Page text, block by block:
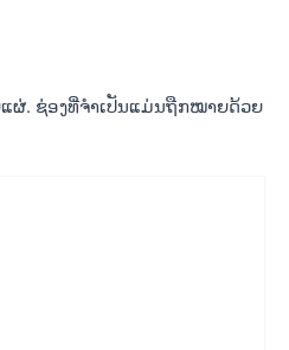
ຜ່. ຊ່ອງທີ່ຈຳເປັນແມ່ນຖືກໝາຍດ້ວຍ